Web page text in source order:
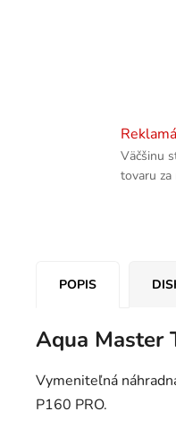
Väčšinu
tovaru za
POPIS
Aqua Master
Vymeniteľná
P160 PRO.